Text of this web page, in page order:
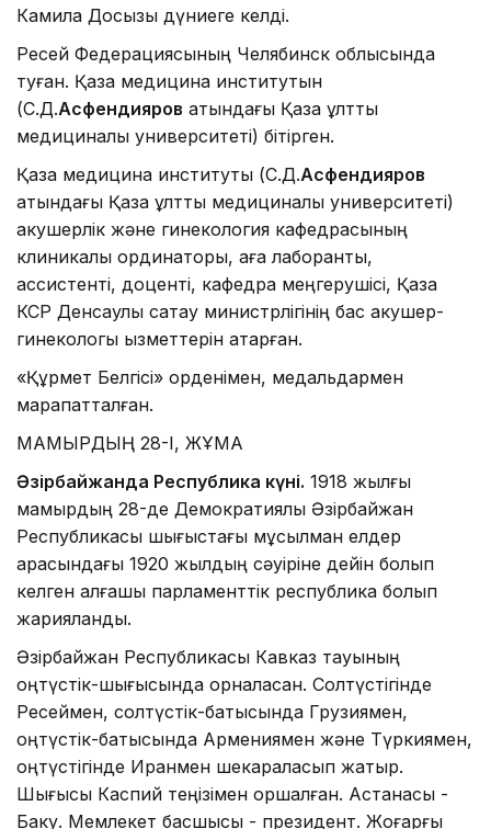
Камила Досқызы дүниеге келді.
Ресей Федерациясының Челябинск облысында
туған. Қазақ медицина институтын
(С.Д.Асфендияров атындағы Қазақ ұлттық
медициналық университеті) бітірген.
Қазақ медицина институты (С.Д.Асфендияров
атындағы Қазақ ұлттық медициналық университеті)
акушерлік және гинекология кафедрасының
клиникалық ординаторы, аға лаборанты,
ассистенті, доценті, кафедра меңгерушісі, Қазақ
КСР Денсаулық сақтау министрлігінің бас акушер-
гинекологы қызметтерін атқарған.
«Құрмет Белгісі» орденімен, медальдармен
марапатталған.
МАМЫРДЫҢ 28-І, ЖҰМА
Әзірбайжанда Республика күні. 1918 жылғы
мамырдың 28-де Демократиялық Әзірбайжан
Республикасы шығыстағы мұсылман елдер
арасындағы 1920 жылдың сәуіріне дейін болып
келген алғашқы парламенттік республика болып
жарияланды.
Әзірбайжан Республикасы Кавказ тауының
оңтүстік-шығысында орналасқан. Солтүстігінде
Ресеймен, солтүстік-батысында Грузиямен,
оңтүстік-батысында Армениямен және Түркиямен,
оңтүстігінде Иранмен шекараласып жатыр.
Шығысы Каспий теңізімен қоршалған. Астанасы -
Баку. Мемлекет басшысы - президент. Жоғарғы